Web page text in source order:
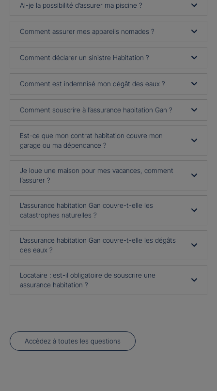
Ai-je la possibilité d’assurer ma piscine ?
Comment assurer mes appareils nomades ?
Comment déclarer un sinistre Habitation ?
Comment est indemnisé mon dégât des eaux ?
Comment souscrire à l’assurance habitation Gan ?
Est-ce que mon contrat habitation couvre mon
garage ou ma dépendance ?
Je loue une maison pour mes vacances, comment
l’assurer ?
L’assurance habitation Gan couvre-t-elle les
catastrophes naturelles ?
L’assurance habitation Gan couvre-t-elle les dégâts
des eaux ?
Locataire : est-il obligatoire de souscrire une
assurance habitation ?
Accèdez à toutes les questions